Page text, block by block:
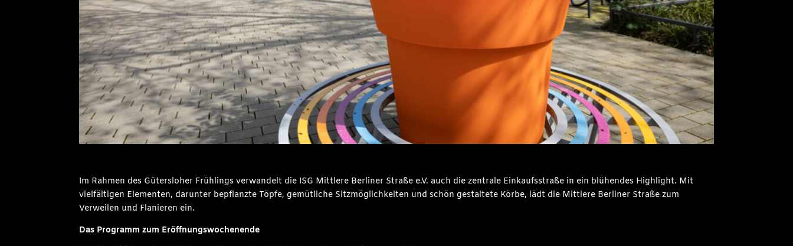
Im Rahmen des Gütersloher Frühlings verwandelt die ISG Mittlere Berliner Straße e.V. auch die zentrale Einkaufsstraße in ein blühendes Highlight. Mit
vielfältigen Elementen, darunter bepflanzte Töpfe, gemütliche Sitzmöglichkeiten und schön gestaltete Körbe, lädt die Mittlere Berliner Straße zum
Verweilen und Flanieren ein.
Das Programm zum Eröffnungswochenende